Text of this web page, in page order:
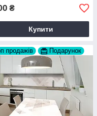
₴
Купити
продажів Подарунок